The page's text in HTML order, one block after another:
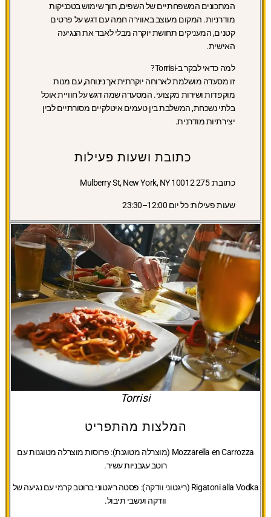
המתכונים המשפחתיים של השפים, תוך שימוש בטכניקות
מודרניות. המקום מעוצב באווירה חמה עם דגש על פרטים
קטנים, המעניקים תחושת יוקרה מבלי לאבד את הנגיעה
האישית.
למה כדאי לבקר ב-Torrisi?
זו מסעדה מושלמת לארוחה יוקרתית אך נינוחה, עם מנות
מוקפדות ושירות מקצועי. המסעדה שמה דגש על חוויית אוכל
בלתי נשכחת, המשלבת בין טעמים איטלקיים מסורתיים לבין
יצירתיות מודרנית.
כתובת ושעות פעילות
כתובת:275 Mulberry St, New York, NY 10012
שעות פעילות:כל יום 12:00–23:30
Torrisi
המלצות מהתפריט
Mozzarella en Carrozza (מוצרלה מטוגנת):
פרוסות מוצרלה מטוגנות עם
רוטב עגבניות עשיר.
Rigatoni alla Vodka (ריגטוני וודקה):
פסטה ריגטוני ברוטב קרמי עם נגיעה של
וודקה ועשבי תיבול.